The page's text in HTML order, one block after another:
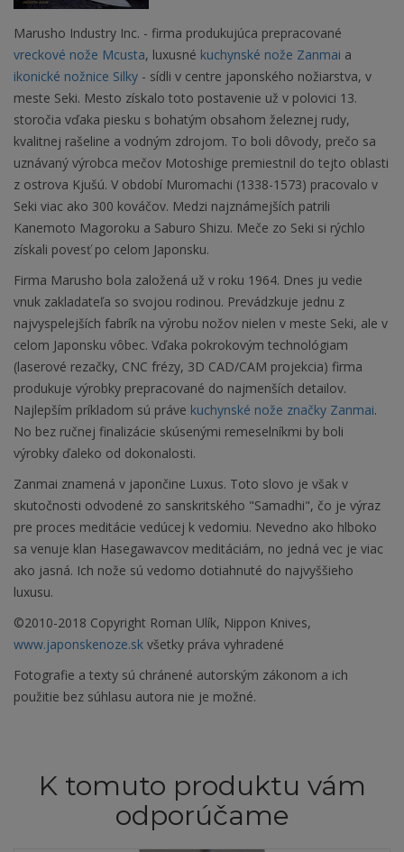
Marusho Industry Inc. - firma produkujúca prepracované
vreckové nože Mcusta, luxusné kuchynské nože Zanmai a
ikonické nožnice Silky - sídli v centre japonského nožiarstva, v
meste Seki. Mesto získalo toto postavenie už v polovici 13.
storočia vďaka piesku s bohatým obsahom železnej rudy,
kvalitnej rašeline a vodným zdrojom. To boli dôvody, prečo sa
uznávaný výrobca mečov Motoshige premiestnil do tejto oblasti
z ostrova Kjušú. V období Muromachi (1338-1573) pracovalo v
Seki viac ako 300 kováčov. Medzi najznámejších patrili
Kanemoto Magoroku a Saburo Shizu. Meče zo Seki si rýchlo
získali povesť po celom Japonsku.
Firma Marusho bola založená už v roku 1964. Dnes ju vedie
vnuk zakladateľa so svojou rodinou. Prevádzkuje jednu z
najvyspelejších fabrík na výrobu nožov nielen v meste Seki, ale v
celom Japonsku vôbec. Vďaka pokrokovým technológiam
(laserové rezačky, CNC frézy, 3D CAD/CAM projekcia) firma
produkuje výrobky prepracované do najmenších detailov.
Najlepším príkladom sú práve kuchynské nože značky Zanmai.
No bez ručnej finalizácie skúsenými remeselníkmi by boli
výrobky ďaleko od dokonalosti.
Zanmai znamená v japončine Luxus. Toto slovo je však v
skutočnosti odvodené zo sanskritského "Samadhi", čo je výraz
pre proces meditácie vedúcej k vedomiu. Nevedno ako hlboko
sa venuje klan Hasegawavcov meditáciám, no jedná vec je viac
ako jasná. Ich nože sú vedomo dotiahnuté do najvyššieho
luxusu.
©2010-2018 Copyright Roman Ulík, Nippon Knives,
www.japonskenoze.sk všetky práva vyhradené
Fotografie a texty sú chránené autorským zákonom a ich
použitie bez súhlasu autora nie je možné.
K tomuto produktu vám
odporúčame